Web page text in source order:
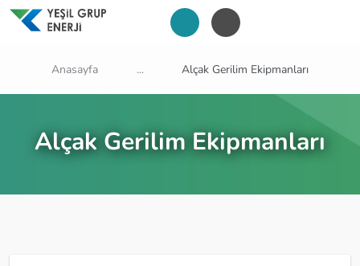
Alçak Gerilim Ekipmanları
Anasayfa ... Alçak Gerilim Ekipmanları